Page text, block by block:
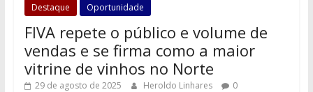
Destaque Oportunidade
FIVA repete o público e volume de
vendas e se firma como a maior
vitrine de vinhos no Norte
29 de agosto de 2025 Heroldo Linhares 0